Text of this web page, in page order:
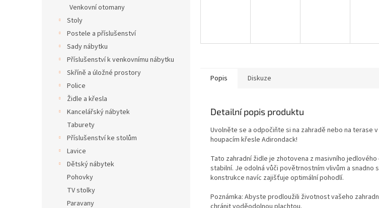
Venkovní otomany
Stoly
Postele a příslušenství
Sady nábytku
Příslušenství k venkovnímu nábytku
Skříně a úložné prostory
Police
Židle a křesla
Kancelářský nábytek
Taburety
Příslušenství ke stolům
Lavice
Dětský nábytek
Pohovky
TV stolky
Paravany
Popis Diskuze
Detailní popis produktu
Uvolněte se a odpočiňte si na zahradě nebo na terase
houpacím křesle Adirondack!
Tato zahradní židle je zhotovena z masivního
stabilní. Je odolná vůči povětrnostním vlivům a snadno
konstrukce navíc zajišťuje optimální pohodlí.
Poznámka: Abyste prodloužili životnost vašeho